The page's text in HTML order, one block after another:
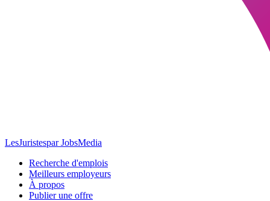
LesJuristespar JobsMedia
Recherche d'emplois
Meilleurs employeurs
À propos
Publier une offre